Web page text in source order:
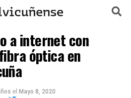
a internet con
óptica en
el Mayo 8, 2020